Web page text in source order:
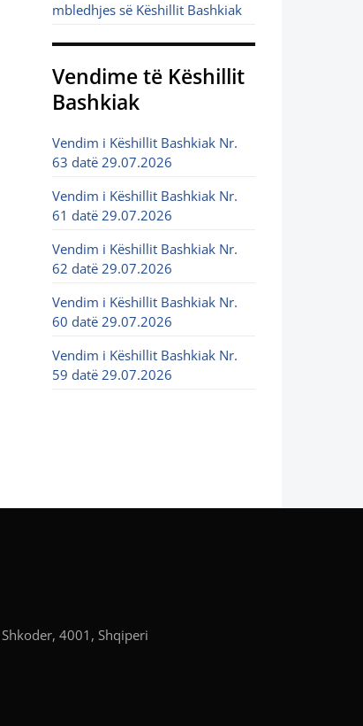
mbledhjes së Këshillit Bashkiak
Vendime të Këshillit
Bashkiak
Vendim i Këshillit Bashkiak Nr.
63 datë 29.07.2026
Vendim i Këshillit Bashkiak Nr.
61 datë 29.07.2026
Vendim i Këshillit Bashkiak Nr.
62 datë 29.07.2026
Vendim i Këshillit Bashkiak Nr.
60 datë 29.07.2026
Vendim i Këshillit Bashkiak Nr.
59 datë 29.07.2026
4001, Shqiperi